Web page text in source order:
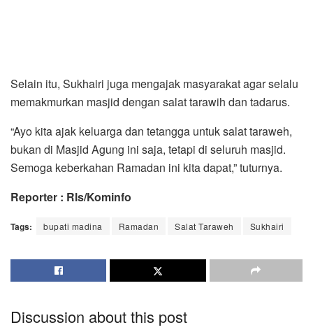
Selain itu, Sukhairi juga mengajak masyarakat agar selalu
memakmurkan masjid dengan salat tarawih dan tadarus.
“Ayo kita ajak keluarga dan tetangga untuk salat taraweh,
bukan di Masjid Agung ini saja, tetapi di seluruh masjid.
Semoga keberkahan Ramadan ini kita dapat,” tuturnya.
Reporter : Rls/Kominfo
Tags: bupati madina Ramadan Salat Taraweh Sukhairi
Discussion about this post